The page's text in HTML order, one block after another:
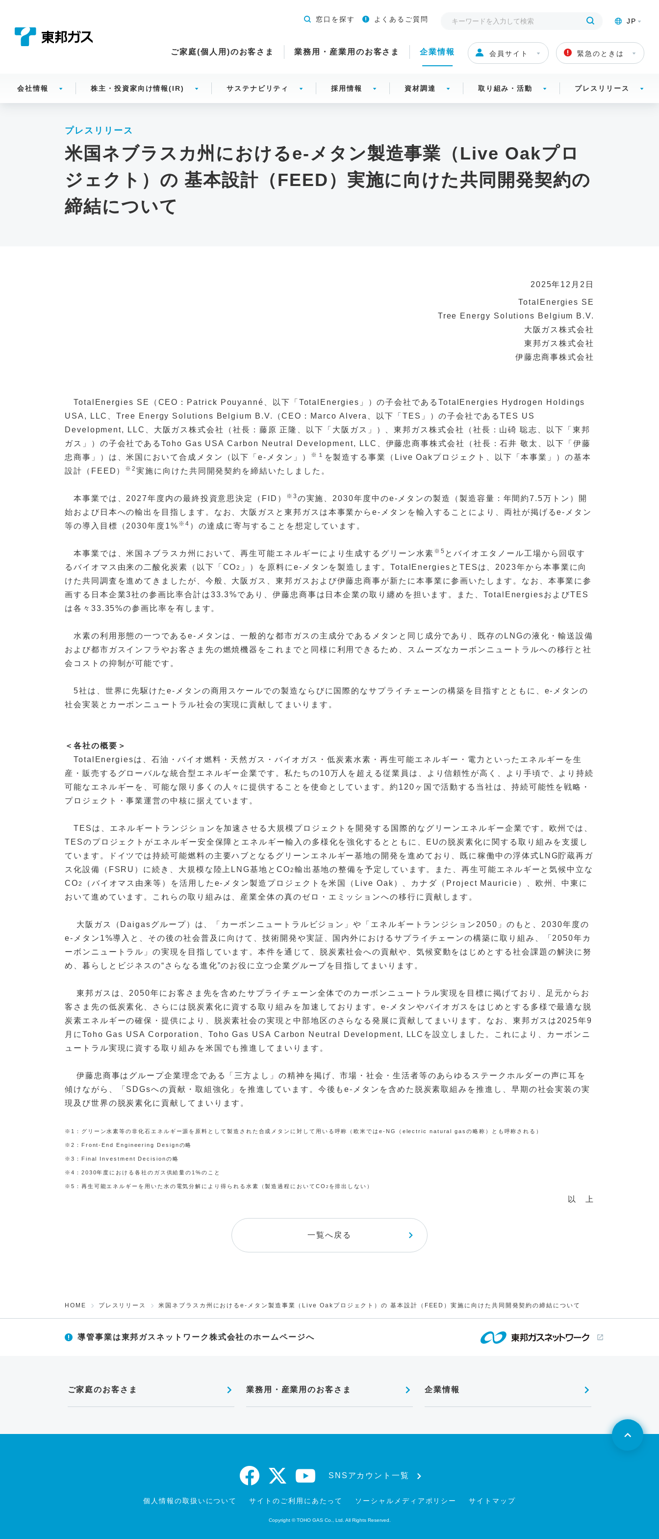
文
会員サイト 緊急のときは
JP
ご家庭(個人用)のお客さま 業務用・産業用のお客さま 企業情報
窓口を探す よくあるご質問
会社情報 株主・投資家向け情報(IR) サステナビリティ 採用情報 資材調達 取り組み・活動 プレスリリース
プレスリリース
米国ネブラスカ州におけるe-メタン製造事業（Live Oakプロ
ジェクト）の 基本設計（FEED）実施に向けた共同開発契約の
締結について
2025年12月2日
TotalEnergies SE
Tree Energy Solutions Belgium B.V.
大阪ガス株式会社
東邦ガス株式会社
伊藤忠商事株式会社
TotalEnergies SE（CEO：Patrick Pouyanné、以下「TotalEnergies」）の子会社であるTotalEnergies Hydrogen Holdings
USA, LLC、Tree Energy Solutions Belgium B.V.（CEO：Marco Alvera、以下「TES」）の子会社であるTES US
Development, LLC、大阪ガス株式会社（社長：藤原 正隆、以下「大阪ガス」）、東邦ガス株式会社（社長：山碕 聡志、以下「東邦
ガス」）の子会社であるToho Gas USA Carbon Neutral Development, LLC、伊藤忠商事株式会社（社長：石井 敬太、以下「伊藤
忠商事」）は、米国において合成メタン（以下「e-メタン」）
※１
を製造する事業（Live Oakプロジェクト、以下「本事業」）の基本
設計（FEED）
※2実施に向けた共同開発契約を締結いたしました。
本事業では、2027年度内の最終投資意思決定（FID） ※3 の実施、2030年度中のe-メタンの製造（製造容量：年間約7.5万トン）開
始および日本への輸出を目指します。なお、大阪ガスと東邦ガスは本事業からe-メタンを輸入することにより、両社が掲げるe-メタン
等の導入目標（2030年度1% ※4 ）の達成に寄与することを想定しています。
本事業では、米国ネブラスカ州において、再生可能エネルギーにより生成するグリーン水素 ※5 とバイオエタノール工場から回収す
るバイオマス由来の二酸化炭素（以下「CO2
」）を原料にe-メタンを製造します。TotalEnergiesとTESは、2023年から本事業に向
けた共同調査を進めてきましたが、今般、大阪ガス、東邦ガスおよび伊藤忠商事が新たに本事業に参画いたします。なお、本事業に参
画する日本企業3社の参画比率合計は33.3%であり、伊藤忠商事は日本企業の取り纏めを担います。また、TotalEnergiesおよびTES
は各々33.35%の参画比率を有します。
水素の利用形態の一つであるe-メタンは、一般的な都市ガスの主成分であるメタンと同じ成分であり、既存のLNGの液化・輸送設備
および都市ガスインフラやお客さま先の燃焼機器をこれまでと同様に利用できるため、スムーズなカーボンニュートラルへの移行と社
会コストの抑制が可能です。
5社は、世界に先駆けたe-メタンの商用スケールでの製造ならびに国際的なサプライチェーンの構築を目指すとともに、e-メタンの
社会実装とカーボンニュートラル社会の実現に貢献してまいります。
＜各社の概要＞
TotalEnergiesは、石油・バイオ燃料・天然ガス・バイオガス・低炭素水素・再生可能エネルギー・電力といったエネルギーを生
産・販売するグローバルな統合型エネルギー企業です。私たちの10万人を超える従業員は、より信頼性が高く、より手頃で、より持続
可能なエネルギーを、可能な限り多くの人々に提供することを使命としています。約120ヶ国で活動する当社は、持続可能性を戦略・
プロジェクト・事業運営の中核に据えています。
TESは、エネルギートランジションを加速させる大規模プロジェクトを開発する国際的なグリーンエネルギー企業です。欧州では、
TESのプロジェクトがエネルギー安全保障とエネルギー輸入の多様化を強化するとともに、EUの脱炭素化に関する取り組みを支援し
ています。ドイツでは持続可能燃料の主要ハブとなるグリーンエネルギー基地の開発を進めており、既に稼働中の浮体式LNG貯蔵再ガ
ス化設備（FSRU）に続き、大規模な陸上LNG基地とCO2 輸出基地の整備を予定しています。また、再生可能エネルギーと気候中立な
CO2
（バイオマス由来等）を活用したe-メタン製造プロジェクトを米国（Live Oak）、カナダ（Project Mauricie）、欧州、中東に
おいて進めています。これらの取り組みは、産業全体の真のゼロ・エミッションへの移行に貢献します。
大阪ガス（Daigasグループ）は、「カーボンニュートラルビジョン」や「エネルギートランジション2050」のもと、2030年度の
e-メタン1%導入と、その後の社会普及に向けて、技術開発や実証、国内外におけるサプライチェーンの構築に取り組み、「2050年カ
ーボンニュートラル」の実現を目指しています。本件を通じて、脱炭素社会への貢献や、気候変動をはじめとする社会課題の解決に努
め、暮らしとビジネスの“さらなる進化”のお役に立つ企業グループを目指してまいります。
東邦ガスは、2050年にお客さま先を含めたサプライチェーン全体でのカーボンニュートラル実現を目標に掲げており、足元からお
客さま先の低炭素化、さらには脱炭素化に資する取り組みを加速しております。e-メタンやバイオガスをはじめとする多様で最適な脱
炭素エネルギーの確保・提供により、脱炭素社会の実現と中部地区のさらなる発展に貢献してまいります。なお、東邦ガスは2025年9
月にToho Gas USA Corporation、Toho Gas USA Carbon Neutral Development, LLCを設立しました。これにより、カーボンニ
ュートラル実現に資する取り組みを米国でも推進してまいります。
伊藤忠商事はグループ企業理念である「三方よし」の精神を掲げ、市場・社会・生活者等のあらゆるステークホルダーの声に耳を
傾けながら、「SDGsへの貢献・取組強化」を推進しています。今後もe-メタンを含めた脱炭素取組みを推進し、早期の社会実装の実
現及び世界の脱炭素化に貢献してまいります。
※1：グリーン水素等の非化石エネルギー源を原料として製造された合成メタンに対して用いる呼称（欧米ではe-NG（electric natural gasの略称）とも呼称される）
※2：Front-End Engineering Designの略
※3：Final Investment Decisionの略
※4：2030年度における各社のガス供給量の1%のこと
※5：再生可能エネルギーを用いた水の電気分解により得られる水素（製造過程においてCO 2 を排出しない）
以 上
一覧へ戻る
HOME プレスリリース 米国ネブラスカ州におけるe-メタン製造事業（Live Oakプロジェクト）の 基本設計（FEED）実施に向けた共同開発契約の締結について
導管事業は東邦ガスネットワーク株式会社のホームページへ
ご家庭のお客さま 業務用・産業用のお客さま 企業情報
SNSアカウント一覧
個人情報の取扱いについて サイトのご利用にあたって ソーシャルメディアポリシー サイトマップ
Copyright © TOHO GAS Co., Ltd. All Rights Reserved.